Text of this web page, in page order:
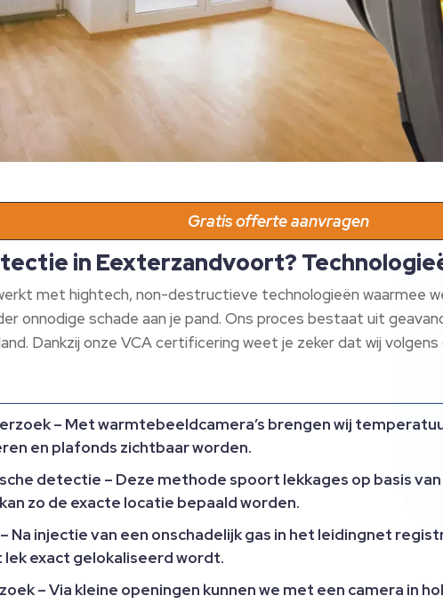
Gratis offerte aanvragen
in Eexterzandvoort?
met hightech, non-destructieve technologieën waarmee
onnodige schade aan je pand.​ Ons proces bestaat uit
Dankzij onze VCA certificering weet je zeker dat wij
– Met warmtebeeldcamera’s brengen wij
en plafonds zichtbaar worden.​
detectie – Deze methode spoort lekkages op basis
zo de exacte locatie bepaald worden.​
Na injectie van een onschadelijk gas in het leidingnet
exact gelokaliseerd wordt.​
– Via kleine openingen kunnen we met een camera in